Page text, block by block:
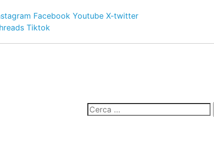
Facebook Youtube X-twitter
Tiktok